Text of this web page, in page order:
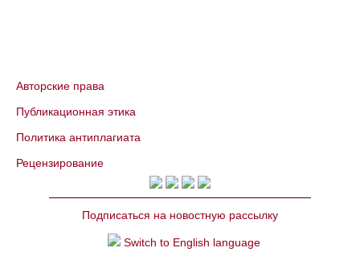
Авторские права
Публикационная этика
Политика антиплагиата
Рецензирование
Подписаться на новостную рассылку
Switch to English language